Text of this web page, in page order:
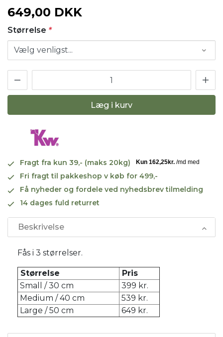
649,00 DKK
Størrelse *
Læg i kurv
Fragt fra kun 39,- (maks 20kg)
Fri fragt til pakkeshop v køb for 499,-
Få nyheder og fordele ved nyhedsbrev tilmelding
14 dages fuld returret
Beskrivelse
Fås i 3 størrelser.
Størrelse
Pris
Small / 30 cm
399 kr.
Medium / 40 cm
539 kr.
Large / 50 cm
649 kr.